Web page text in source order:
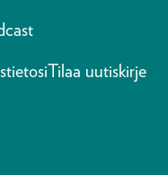
Tilaa uutiskirje